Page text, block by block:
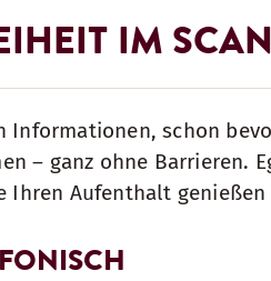
IM
Informationen, schon
– ganz ohne Barrieren.
Ihren Aufenthalt